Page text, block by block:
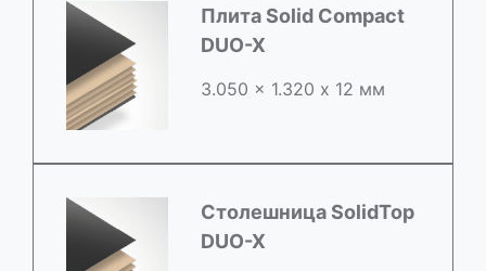
Плита Solid Compact
DUO-X
3.050 x 1.320 х 12 мм
Столешница SolidTop
DUO-X